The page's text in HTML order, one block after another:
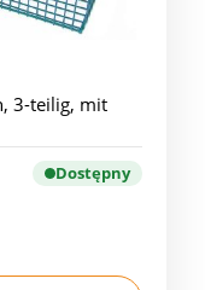
3-teilig, mit
Dostępny